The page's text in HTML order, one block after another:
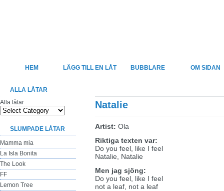
HEM LÄGG TILL EN LÅT BUBBLARE OM SIDAN
ALLA LÅTAR
Alla låtar
SLUMPADE LÅTAR
Mamma mia
La Isla Bonita
The Look
FF
Lemon Tree
Natalie
Artist: Ola
Riktiga texten var:
Do you feel, like I feel
Natalie, Natalie
Men jag sjöng:
Do you feel, like I feel
not a leaf, not a leaf